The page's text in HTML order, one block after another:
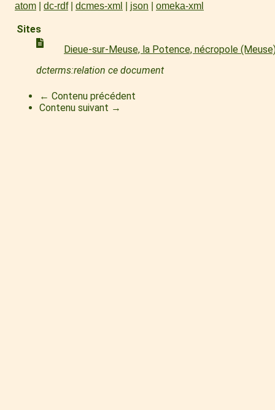
atom dc-rdf dcmes-xml json omeka-xml
Sites
Dieue-sur-Meuse, la Potence, nécropole
dcterms:relation ce document
← Contenu précédent
Contenu suivant →